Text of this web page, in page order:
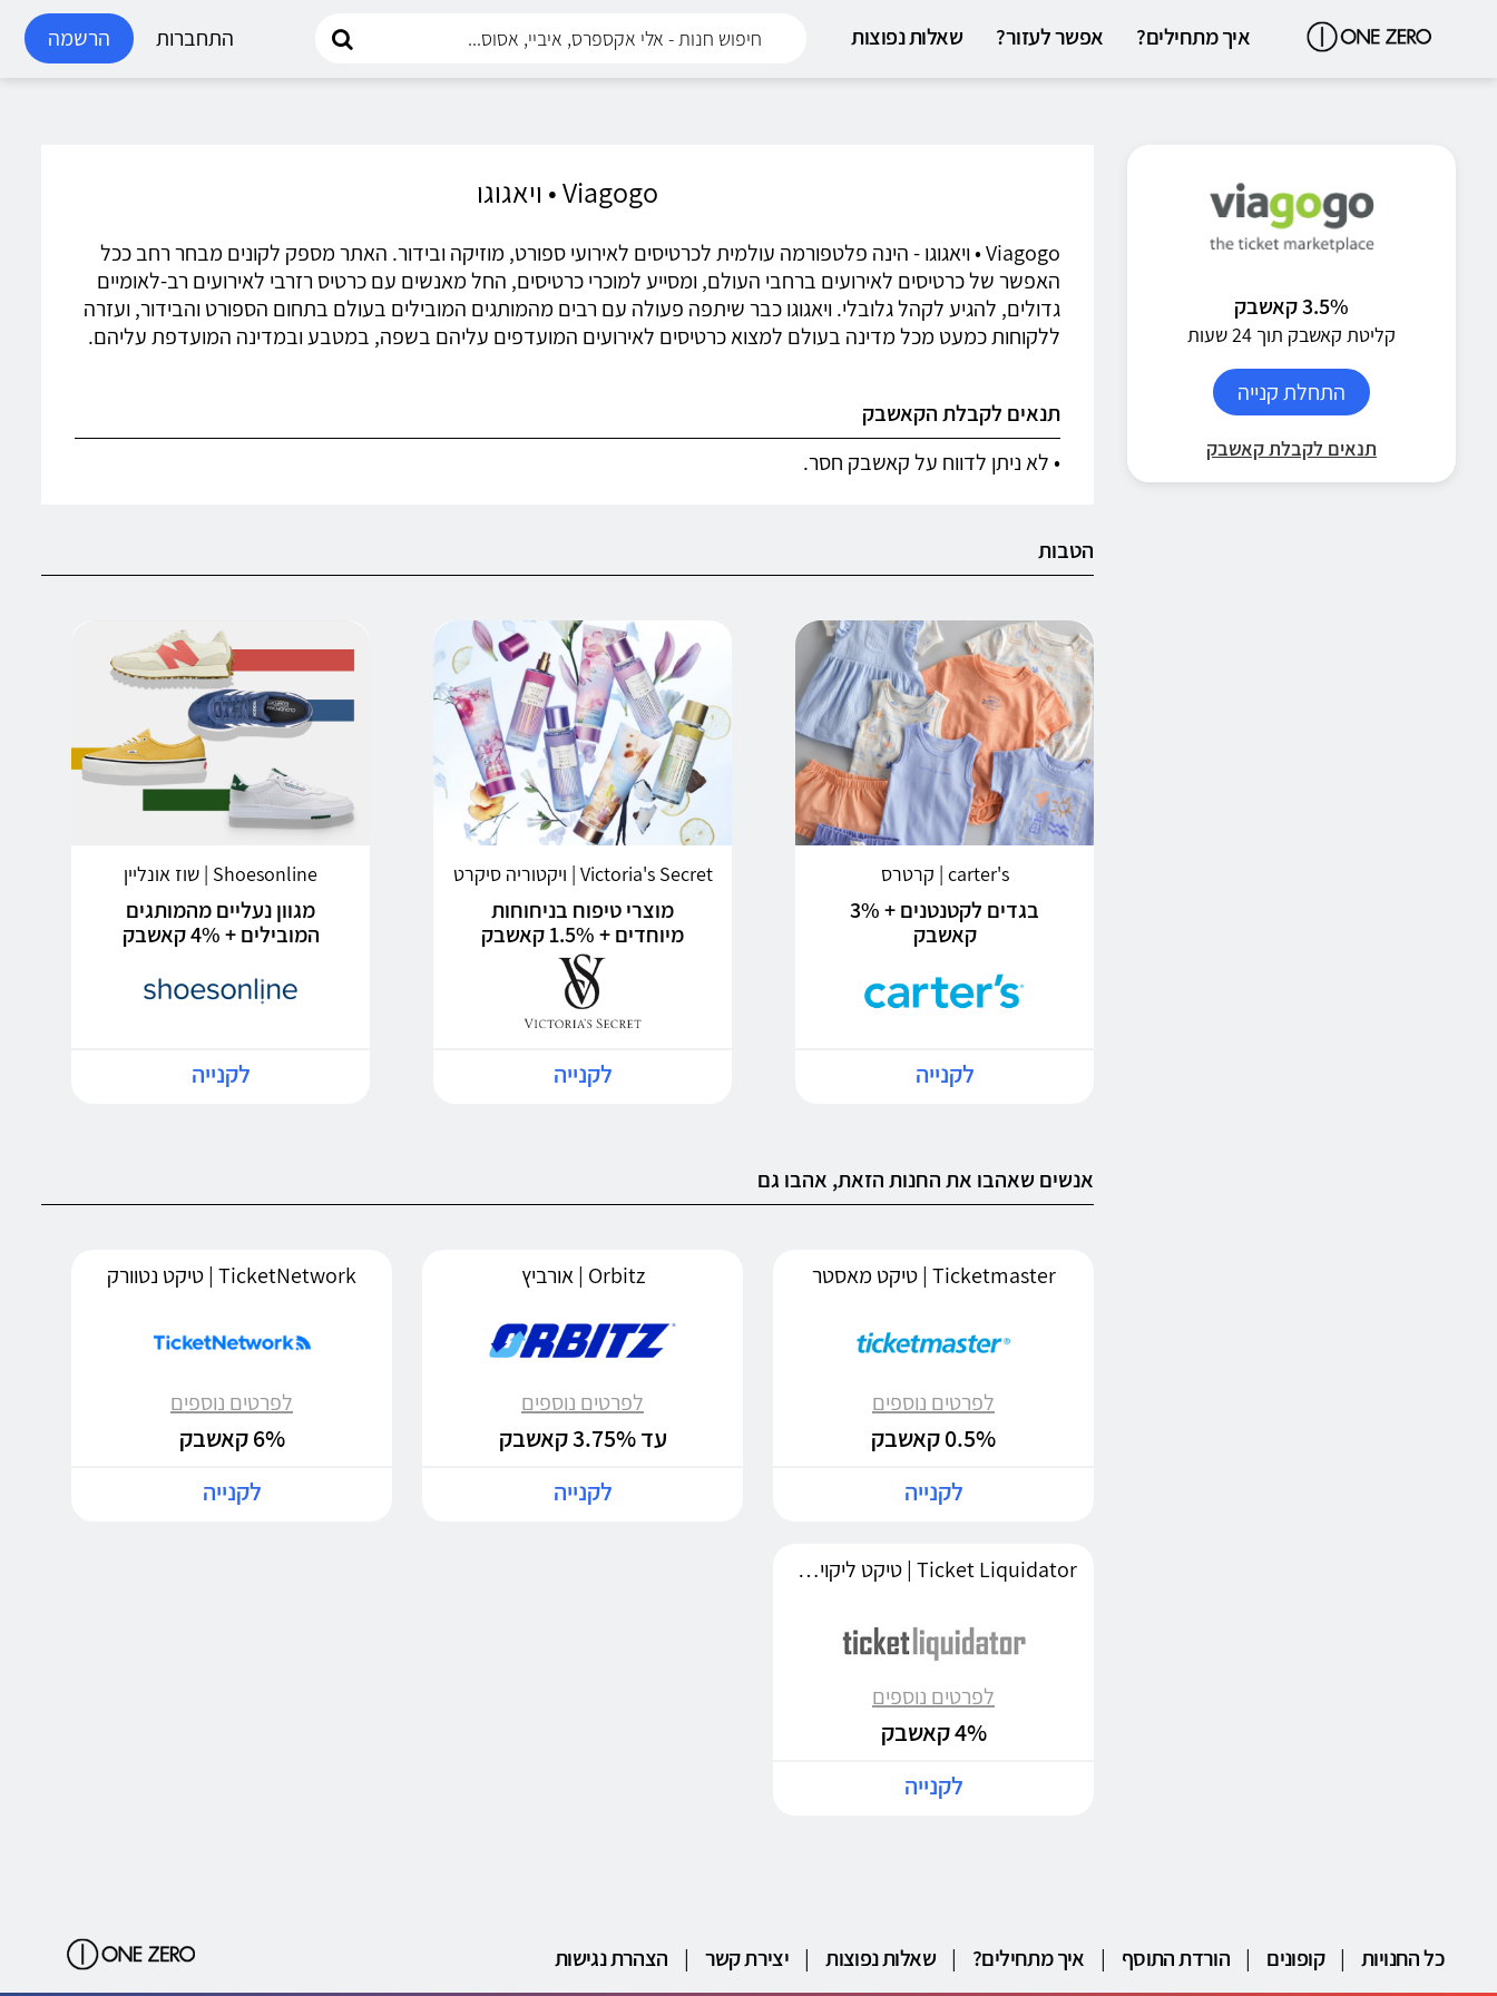
איך מתחילים? אפשר לעזור? שאלות נפוצות הרשמה התחברות
3.5% קאשבק
קליטת קאשבק תוך 24 שעות
התחלת קנייה
תנאים לקבלת קאשבק
Viagogo • ויאגוגו
Viagogo • ויאגוגו - הינה פלטפורמה עולמית לכרטיסים לאירועי ספורט, מוזיקה ובידור. האתר מספק לקונים מבחר רחב ככל
האפשר של כרטיסים לאירועים ברחבי העולם, ומסייע למוכרי כרטיסים, החל מאנשים עם כרטיס רזרבי לאירועים רב-לאומיים
גדולים, להגיע לקהל גלובלי. ויאגוגו כבר שיתפה פעולה עם רבים מהמותגים המובילים בעולם בתחום הספורט והבידור, ועזרה
ללקוחות כמעט מכל מדינה בעולם למצוא כרטיסים לאירועים המועדפים עליהם בשפה, במטבע ובמדינה המועדפת עליהם.
תנאים לקבלת הקאשבק
• לא ניתן לדווח על קאשבק חסר.
הטבות
carter's | קרטרס
בגדים לקטנטנים + 3%
קאשבק
לקנייה
Victoria's Secret | ויקטוריה סיקרט
מוצרי טיפוח בניחוחות
מיוחדים + 1.5% קאשבק
לקנייה
Shoesonline | שוז אונליין
מגוון נעליים מהמותגים
המובילים + 4% קאשבק
לקנייה
אנשים שאהבו את החנות הזאת, אהבו גם
Ticketmaster | טיקט מאסטר
לפרטים נוספים
0.5% קאשבק
לקנייה
Orbitz | אורביץ
לפרטים נוספים
עד 3.75% קאשבק
לקנייה
TicketNetwork | טיקט נטוורק
לפרטים נוספים
6% קאשבק
לקנייה
Ticket Liquidator | טיקט ליקוידטור
לפרטים נוספים
4% קאשבק
לקנייה
כל החנויות | קופונים | הורדת התוסף | איך מתחילים? | שאלות נפוצות | יצירת קשר | הצהרת נגישות